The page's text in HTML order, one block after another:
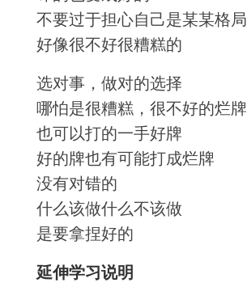
不要过于担心自己是某某格局
好像很不好很糟糕的
选对事，做对的选择
哪怕是很糟糕，很不好的烂牌
也可以打的一手好牌
好的牌也有可能打成烂牌
没有对错的
什么该做什么不该做
是要拿捏好的
延伸学习说明